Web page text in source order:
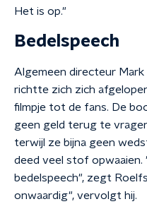
Het is op."
Bedelspeech
Algemeen directeur
richtte zich zich
filmpje tot de fans. De
geen geld terug te
terwijl ze bijna geen
deed veel stof
bedelspeech", zegt
onwaardig", vervolgt hij.